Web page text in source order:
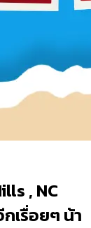
, NC
เรื่อยๆ น้า